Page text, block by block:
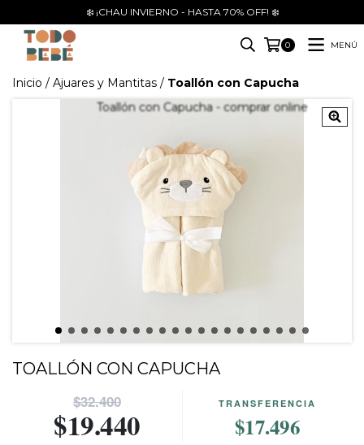
❄️ ¡CHAU INVIERNO - HASTA 70% OFF! ❄️
0 MENÚ
Inicio / Ajuares y Mantitas / Toallón con Capucha
TOALLÓN CON CAPUCHA
$32.400
$19.440
TRANSFERENCIA
$17.496